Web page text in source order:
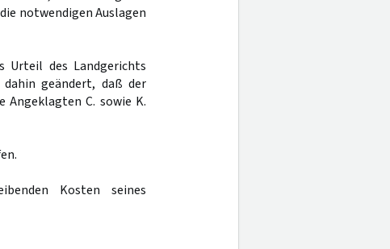
notwendigen Auslagen
Urteil des Landgerichts
geändert, daß der
Angeklagten C. sowie K.
Kosten seines